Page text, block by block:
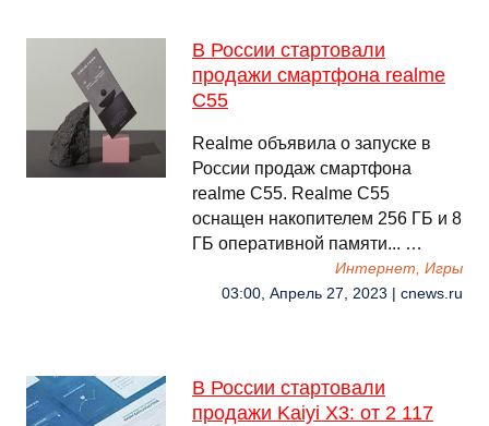
В России стартовали
продажи смартфона realme
C55
Realme объявила о запуске в
России продаж смартфона
realme C55. Realme C55
оснащен накопителем 256 ГБ и 8
ГБ оперативной памяти... …
Интернет, Игры
03:00, Апрель 27, 2023 | cnews.ru
В России стартовали
продажи Kaiyi X3: от 2 117